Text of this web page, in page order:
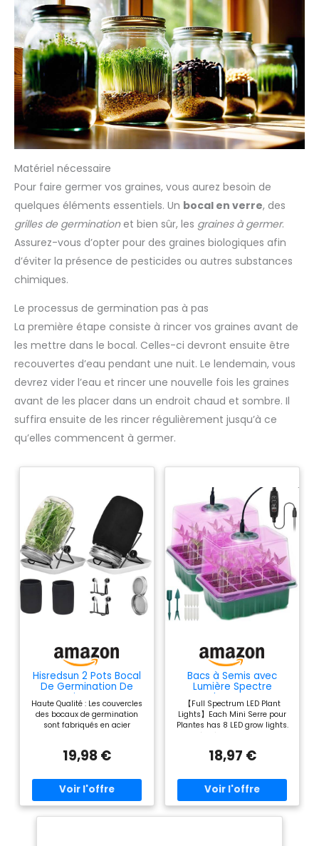
Matériel nécessaire
Pour faire germer vos graines, vous aurez besoin de
quelques éléments essentiels. Un bocal en verre, des
grilles de germinationet bien sûr, les graines à germer.
Assurez-vous d’opter pour des graines biologiques afin
d’éviter la présence de pesticides ou autres substances
chimiques.
Le processus de germination pas à pas
La première étape consiste à rincer vos graines avant de
les mettre dans le bocal. Celles-ci devront ensuite être
recouvertes d’eau pendant une nuit. Le lendemain, vous
devrez vider l’eau et rincer une nouvelle fois les graines
avant de les placer dans un endroit chaud et sombre. Il
suffira ensuite de les rincer régulièrement jusqu’à ce
qu’elles commencent à germer.
Hisredsun 2 Pots Bocal
De Germination De
Graines avec
Couvercles,1000ml
Haute Qualité : Les couvercles
des bocaux de germination
sont fabriqués en acier
rouille et à la corrosion, et la
également être utilisée pour le
stockage Ensemble
Scientifique : équipé d'un
couvercle d'ombrage pour un
19,98 €
Bacs à Semis avec
Lumière Spectre
Complet pour Serre
Jardin Maison Semis
【Full Spectrum LED Plant
Lights】Each Mini Serre pour
Plantes has 8 LED grow lights.
Lumière à spectre complet,
du soleil. Idéale pour tous les
différents types de plantes,
elle favorise grandement la
croissance en intérieur en
accélérant la photosynthèse.
18,97 €